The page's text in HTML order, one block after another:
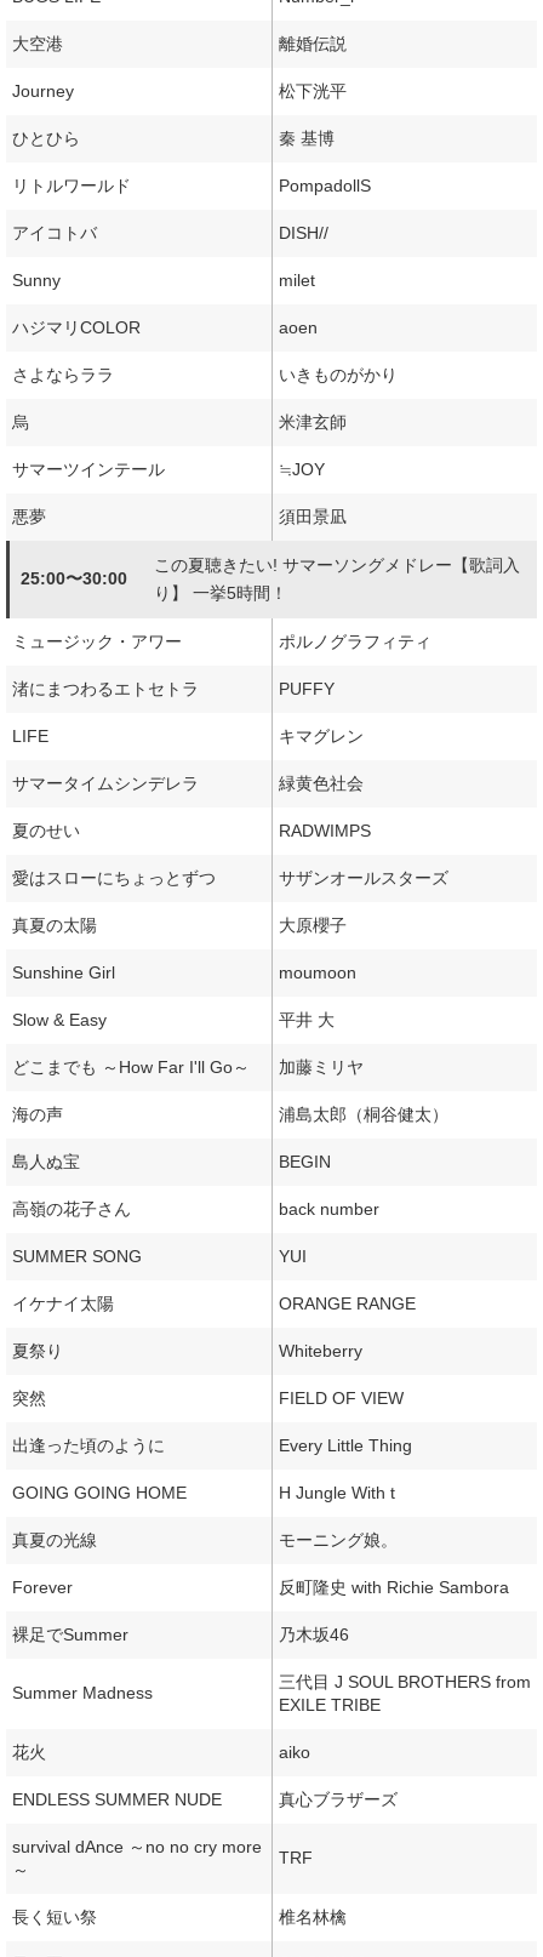
大空港 離婚伝説
Journey 松下洸平
ひとひら 秦 基博
リトルワールド PompadollS
アイコトバ DISH//
Sunny milet
ハジマリCOLOR aoen
さよならララ いきものがかり
烏 米津玄師
サマーツインテール ≒JOY
悪夢 須田景凪
25:00〜30:00
この夏聴きたい! サマーソングメドレー【歌詞入
り】 一挙5時間！
ミュージック・アワー ポルノグラフィティ
渚にまつわるエトセトラ PUFFY
LIFE キマグレン
サマータイムシンデレラ 緑黄色社会
夏のせい RADWIMPS
愛はスローにちょっとずつ サザンオールスターズ
真夏の太陽 大原櫻子
Sunshine Girl moumoon
Slow & Easy 平井 大
どこまでも ～How Far I'll Go～ 加藤ミリヤ
海の声 浦島太郎（桐谷健太）
島人ぬ宝 BEGIN
高嶺の花子さん back number
SUMMER SONG YUI
イケナイ太陽 ORANGE RANGE
夏祭り Whiteberry
突然 FIELD OF VIEW
出逢った頃のように Every Little Thing
GOING GOING HOME H Jungle With t
真夏の光線 モーニング娘。
Forever 反町隆史 with Richie Sambora
裸足でSummer 乃木坂46
Summer Madness
三代目 J SOUL BROTHERS from
EXILE TRIBE
花火 aiko
ENDLESS SUMMER NUDE 真心ブラザーズ
survival dAnce ～no no cry more
～
TRF
長く短い祭 椎名林檎